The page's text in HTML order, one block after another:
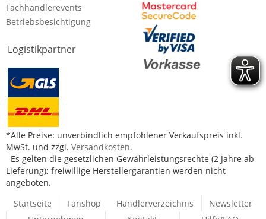
Fachhändlerevents
Betriebsbesichtigung
Logistikpartner
*Alle Preise: unverbindlich empfohlener Verkaufspreis inkl.
MwSt. und zzgl. Versandkosten.
Es gelten die gesetzlichen Gewährleistungsrechte (2 Jahre ab
Lieferung); freiwillige Herstellergarantien werden nicht
angeboten.
Startseite
Fanshop Händlerverzeichnis
Newsletter